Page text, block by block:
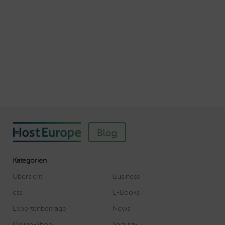
Blog
Kategorien
Übersicht
Business
css
E-Books
Expertenbeiträge
News